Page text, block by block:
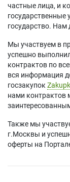
частные лица, и
государственные
государство.
Мы участвуем в
успешно
контрактов по
вся информация
госзакупок
нами контрактов
Также мы
г.Москвы и
оферты на